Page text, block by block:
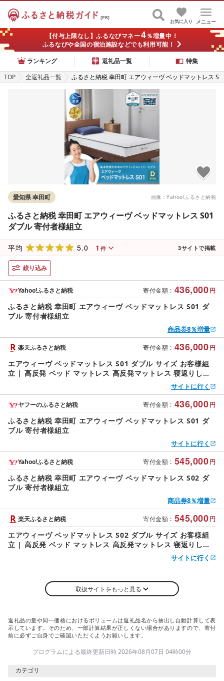
[PR]
メニュー
お気に入り
【付与上限なし】ふるなびマネー4％増量中！
ふるなびや全国の宿泊施設などでも利用可能！
ランキング
返礼品一覧
特集
TOP
全返礼品一覧
ふるさと納税 幸田町 エアウィーヴ ベッドマットレス S
01 ダブル 寄付者様組立
画像：Yahoo!ふるさと納税
愛知県 幸田町
ふるさと納税 幸田町 エアウィーヴ ベッドマットレス S01
ダブル 寄付者様組立
平均 5.0 1 件 3サイトで掲載
絞り込み
寄付金額 : 436,000円
Yahoo!ふるさと納税
ふるさと納税 幸田町 エアウィーヴ ベッドマットレス S01 ダ
ブル 寄付者様組立
商品券8％増量
寄付金額 : 436,000円
楽天ふるさと納税
エアウィーヴ ベッドマットレス S01 ダブル サイズ お客様組
立 | 高反発 ベッド マットレス 高反発マットレス 寝返りしや
すい 体圧分散マットレス 洗える 通気性 敷布団 寝具 マットレ
ス 日本製 airweave エアウィーブ
サイトに行く
寄付金額 : 436,000円
ヤフーのふるさと納税
ふるさと納税 幸田町 エアウィーヴ ベッドマットレス S01 ダ
ブル 寄付者様組立
サイトに行く
寄付金額 : 545,000円
Yahoo!ふるさと納税
ふるさと納税 幸田町 エアウィーヴ ベッドマットレス S02 ダ
ブル 寄付者様組立
商品券8％増量
寄付金額 : 545,000円
楽天ふるさと納税
エアウィーヴ ベッドマットレス S02 ダブル サイズ お客様組
立 | 高反発 ベッド マットレス 高反発マットレス 寝返りしや
すい 体圧分散マットレス 洗える 通気性 敷布団 寝具 マットレ
ス 日本製 airweave エアウィーブ
サイトに行く
取扱サイトをもっと見る
返礼品の量や同一価格におけるボリュームは返礼品名から抽出し自動計算して表
示しています。そのため、一部計算結果が正しくない場合がありますので、寄付
前に必ずご自身でご確認いただくようお願いします。
プログラムによる最終更新日時 2026年08月07日 04時00分
カテゴリ